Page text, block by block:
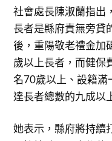
社會處長陳淑蘭指出
長者是縣府責無旁貸
後，重陽敬老禮金加
歲以上長者，而健保
名70歲以上、設籍滿
達長者總數的九成以
她表示，縣府將持續